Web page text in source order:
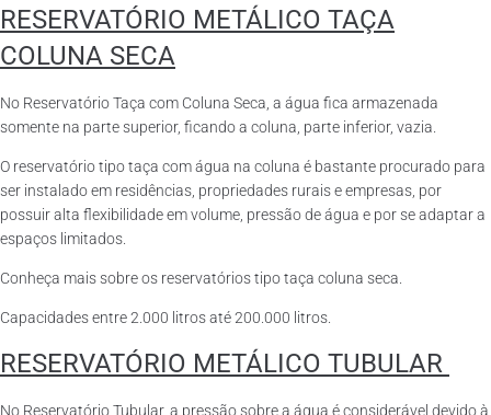
RESERVATÓRIO METÁLICO TAÇA
COLUNA SECA
No Reservatório Taça com Coluna Seca, a água fica armazenada
somente na parte superior, ficando a coluna, parte inferior, vazia.
O reservatório tipo taça com água na coluna é bastante procurado para
ser instalado em residências, propriedades rurais e empresas, por
possuir alta flexibilidade em volume, pressão de água e por se adaptar a
espaços limitados.
Conheça mais sobre os reservatórios tipo taça coluna seca.
Capacidades entre 2.000 litros até 200.000 litros.
RESERVATÓRIO METÁLICO TUBULAR
No Reservatório Tubular, a pressão sobre a água é considerável devido à